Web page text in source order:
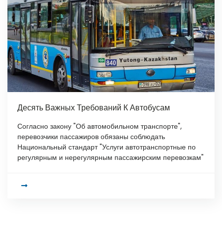
Десять Важных Требований К Автобусам
Согласно закону "Об автомобильном транспорте",
перевозчики пассажиров обязаны соблюдать
Национальный стандарт "Услуги автотранспортные по
регулярным и нерегулярным пассажирским перевозкам"